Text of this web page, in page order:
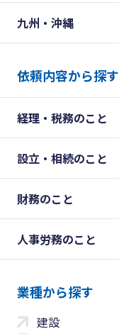
九州・沖縄
依頼内容から探す
経理・税務のこと
設立・相続のこと
財務のこと
人事労務のこと
業種から探す
建設